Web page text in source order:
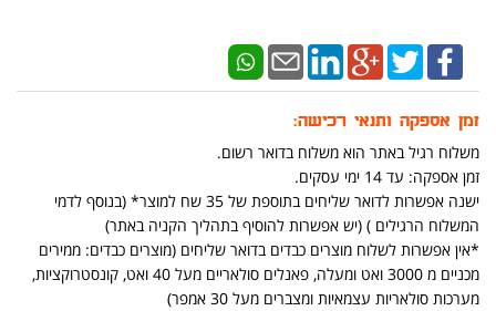
זמן אספקה ותנאי רכישה:
משלוח רגיל באתר הוא משלוח בדואר רשום.
זמן אספקה: עד 14 ימי עסקים.
ישנה אפשרות לדואר שליחים בתוספת של 35 שח למוצר* (בנוסף לדמי
המשלוח הרגילים ) (יש אפשרות להוסיף בתהליך הקניה באתר)
*אין אפשרות לשלוח מוצרים כבדים בדואר שליחים (מוצרים כבדים: ממירים
מכניים מ 3000 ואט ומעלה, פאנלים סולאריים מעל 40 ואט, קונסטרוקציות,
מערכות סולאריות עצמאיות ומצברים מעל 30 אמפר)